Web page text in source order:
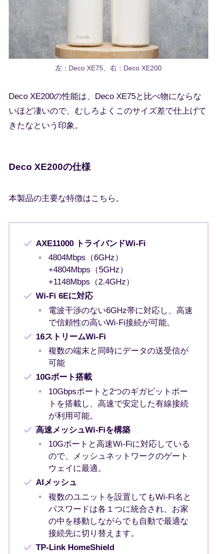
左：Deco XE75、右：Deco XE200
Deco XE200の性能は、Deco XE75と比べ物にならな
いほど凄いので、むしろよくこのサイズ差で仕上げて
きたなという印象。
Deco XE200の仕様
本製品の主要な特徴はこちら。
AXE11000 トライバンドWi-Fi
4804Mbps（6GHz）
+4804Mbps（5GHz）
+1148Mbps（2.4GHz）
Wi-Fi 6Eに対応
電波干渉のない6GHz帯に対応し、高速
で信頼性の高いWi-Fi接続が可能。
16ストリームWi-Fi
複数の端末と同時にデータの送受信が
可能
10Gポート搭載
10Gbpsポートと2つのギガビットポー
トを搭載し、高速で安定した有線接続
が利用可能。
高速メッシュWi-Fiを構築
10Gポートと高速Wi-Fiに対応している
ので、メッシュネットワークのゲート
ウェイに最適。
AIメッシュ
複数のユニットを設置してもWi-Fi名と
パスワードは各１つに統合され、お家
の中を移動しながらでも自動で最適な
接続先に切り替えます。
TP-Link HomeShield